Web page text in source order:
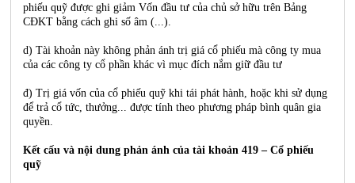
phiếu quỹ được ghi giảm Vốn đầu tư của chủ sở hữu trên Bảng
CĐKT bằng cách ghi số âm (...).
d) Tài khoản này không phản ánh trị giá cổ phiếu mà công ty mua
của các công ty cổ phần khác vì mục đích nắm giữ đầu tư
đ) Trị giá vốn của cổ phiếu quỹ khi tái phát hành, hoặc khi sử dụng
để trả cổ tức, thưởng... được tính theo phương pháp bình quân gia
quyền.
Kết cấu và nội dung phản ánh của tài khoản 419 – Cổ phiếu
quỹ